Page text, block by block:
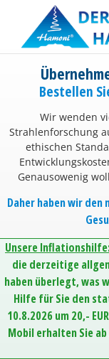
content
Bestellen
Wir wenden
Strahlenforschung
ethischen
Genausowenig
Daher haben wir
Unsere Inflationshilfe:
die derzeitige
haben überlegt, was
Hilfe für Sie den
10.8.2026 um 20,-
Mobil erhalten Sie